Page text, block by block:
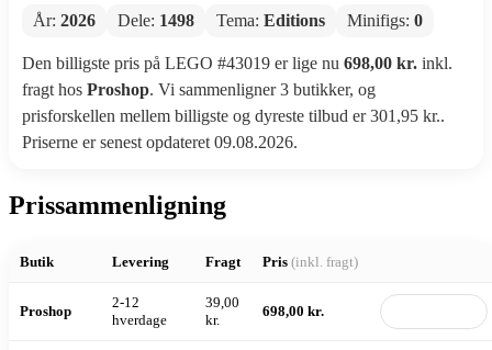
År: 2026 Dele: 1498 Tema: Editions Minifigs: 0
Den billigste pris på LEGO #43019 er lige nu 698,00 kr. inkl.
fragt hos Proshop. Vi sammenligner 3 butikker, og
prisforskellen mellem billigste og dyreste tilbud er 301,95 kr..
Priserne er senest opdateret 09.08.2026.
Prissammenligning
Butik Levering Fragt Pris (inkl. fragt)
Proshop
2-12
hverdage
39,00
kr.
698,00 kr.